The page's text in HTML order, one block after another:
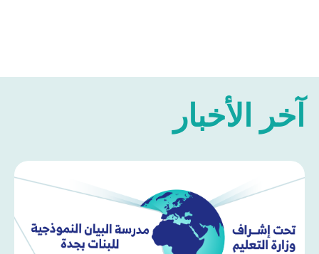
آخر الأخبار